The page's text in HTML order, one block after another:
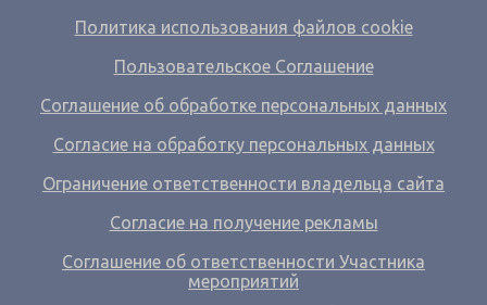
Политика использования файлов cookie
Пользовательское Соглашение
Соглашение об обработке персональных данных
Согласие на обработку персональных данных
Ограничение ответственности владельца сайта
Согласие на получение рекламы
Соглашение об ответственности Участника
мероприятий